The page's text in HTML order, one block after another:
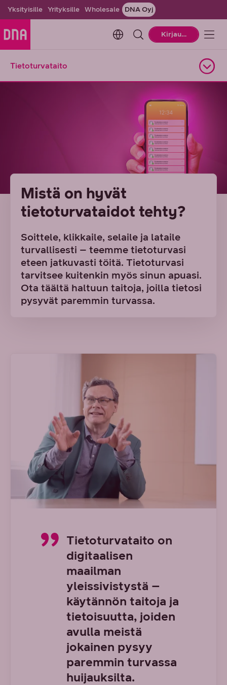
Yksityisille Yrityksille Wholesale DNA Oyj
Change language. Current
Kirjaudu
Tietoturvataito
Mistä on hyvät
tietoturvataidot tehty?
Soittele, klikkaile, selaile ja lataile
turvallisesti – teemme tietoturvasi
eteen jatkuvasti töitä. Tietoturvasi
tarvitsee kuitenkin myös sinun apuasi.
Ota täältä haltuun taitoja, joilla tietosi
pysyvät paremmin turvassa.
Tietoturvataito on
digitaalisen
maailman
yleissivistystä –
käytännön taitoja ja
tietoisuutta, joiden
avulla meistä
jokainen pysyy
paremmin turvassa
huijauksilta.⁠